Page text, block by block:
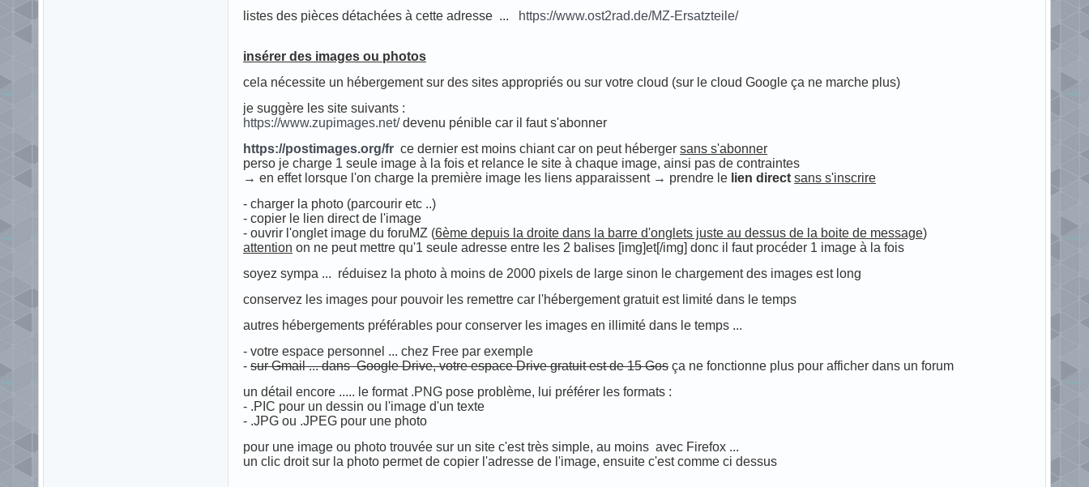
listes des pièces détachées à cette adresse ...
https://www.ost2rad.de/MZ-Ersatzteile/
insérer des images ou photos
cela nécessite un hébergement sur des sites appropriés ou sur votre cloud (sur le cloud Google ça ne marche plus)
je suggère les site suivants :
https://www.zupimages.net/devenu pénible car il faut s'abonner
https://postimages.org/fr ce dernier est moins chiant car on peut hébergersans s'abonner
perso je charge 1 seule image à la fois et relance le site à chaque image, ainsi pas de contraintes
→ en effet lorsque l'on charge la première image les liens apparaissent → prendre le lien direct sans s'inscrire
- charger la photo (parcourir etc ..)
- copier le lien direct de l'image
- ouvrir l'onglet image du foruMZ (6ème depuis la droite dans la barre d'onglets juste au dessus de la boite de message)
attention on ne peut mettre qu'1 seule adresse entre les 2 balises [img]et[/img] donc il faut procéder 1 image à la fois
soyez sympa ... réduisez la photo à moins de 2000 pixels de large sinon le chargement des images est long
conservez les images pour pouvoir les remettre car l'hébergement gratuit est limité dans le temps
autres hébergements préférables pour conserver les images en illimité dans le temps ...
- votre espace personnel ... chez Free par exemple
-sur Gmail ... dans Google Drive, votre espace Drive gratuit est de 15 Gos ça ne fonctionne plus pour afficher dans un forum
un détail encore ..... le format .PNG pose problème, lui préférer les formats :
- .PIC pour un dessin ou l'image d'un texte
- .JPG ou .JPEG pour une photo
pour une image ou photo trouvée sur un site c'est très simple, au moins avec Firefox ...
un clic droit sur la photo permet de copier l'adresse de l'image, ensuite c'est comme ci dessus